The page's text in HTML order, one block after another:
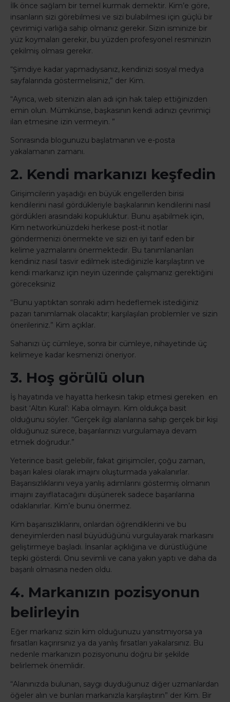
İlk önce sağlam bir temel kurmak demektir. Kim’e göre,
insanların sizi görebilmesi ve sizi bulabilmesi için güçlü bir
çevrimiçi varlığa sahip olmanız gerekir. Sizin isminize bir
yüz koymaları gerekir, bu yüzden profesyonel resminizin
çekilmiş olması gerekir.
“Şimdiye kadar yapmadıysanız, kendinizi sosyal medya
sayfalarında göstermelisiniz,” der Kim.
“Ayrıca, web sitenizin alan adı için hak talep ettiğinizden
emin olun. Mümkünse, başkasının kendi adınızı çevrimiçi
ilan etmesine izin vermeyin. ”
Sonrasında blogunuzu başlatmanın ve e-posta
yakalamanın zamanı.
2. Kendi markanızı keşfedin
Girişimcilerin yaşadığı en büyük engellerden birisi
kendilerini nasıl gördükleriyle başkalarının kendilerini nasıl
gördükleri arasındaki kopukluktur. Bunu aşabilmek için,
Kim networkünüzdeki herkese post-it notlar
göndermenizi önermekte ve sizi en iyi tarif eden bir
kelime yazmalarını önermektedir. Bu tanımlananları
kendiniz nasıl tasvir edilmek istediğinizle karşılaştırın ve
kendi markanız için neyin üzerinde çalışmanız gerektiğini
göreceksiniz
“Bunu yaptıktan sonraki adım hedeflemek istediğiniz
pazarı tanımlamak olacaktır; karşılaşılan problemler ve sizin
önerileriniz.” Kim açıklar.
Sahanızı üç cümleye, sonra bir cümleye, nihayetinde üç
kelimeye kadar kesmenizi öneriyor.
3. Hoş görülü olun
İş hayatında ve hayatta herkesin takip etmesi gereken en
basit ‘Altın Kural’: Kaba olmayın. Kim oldukça basit
olduğunu söyler. “Gerçek ilgi alanlarına sahip gerçek bir kişi
olduğunuz sürece, başarılarınızı vurgulamaya devam
etmek doğrudur.”
Yeterince basit gelebilir, fakat girişimciler, çoğu zaman,
başarı kalesi olarak imajını oluşturmada yakalanırlar.
Başarısızlıklarını veya yanlış adımlarını göstermiş olmanın
imajını zayıflatacağını düşünerek sadece başarılarına
odaklanırlar. Kim’e bunu önermez.
Kim başarısızlıklarını, onlardan öğrendiklerini ve bu
deneyimlerden nasıl büyüdüğünü vurgulayarak markasını
geliştirmeye başladı. İnsanlar açıklığına ve dürüstlüğüne
tepki gösterdi. Onu sevimli ve cana yakın yaptı ve daha da
başarılı olmasına neden oldu.
4. Markanızın pozisyonun
belirleyin
Eğer markanız sizin kim olduğunuzu yansıtmıyorsa ya
fırsatları kaçırırsınız ya da yanlış fırsatları yakalarsınız. Bu
nedenle markanızın pozisyonunu doğru bir şekilde
belirlemek önemlidir.
“Alanınızda bulunan, saygı duyduğunuz diğer uzmanlardan
öğeler alın ve bunları markanızla karşılaştırın” der Kim. Bir